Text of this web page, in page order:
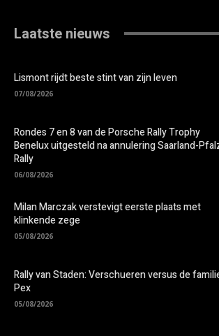
Laatste nieuws
Lismont rijdt beste stint van zijn leven
07/08/2026
Rondes 7 en 8 van de Porsche Rally Trophy
Benelux uitgesteld na annulering Saarland-
Rally
06/08/2026
Milan Marczak verstevigt eerste plaats met
klinkende zege
05/08/2026
Rally van Staden: Verschueren versus de
Pex
05/08/2026